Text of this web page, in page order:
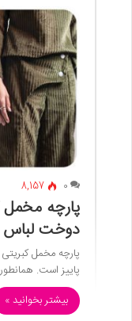
0
8,157
دوخت لباس
پارچه مخمل
پاییز است.
بیشتر بخوانید »